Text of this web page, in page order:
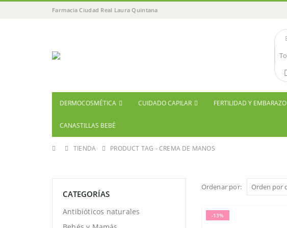
Farmacia Ciudad Real Laura Quintana
DERMOCOSMÉTICA CUIDADO CAPILAR FERTILIDAD Y EMBARAZO
CANASTILLAS BEBÉ
TIENDA PRODUCT TAG -CREMA DE MANOS
Ordenar por:
-13%
CATEGORÍAS
Antibióticos naturales